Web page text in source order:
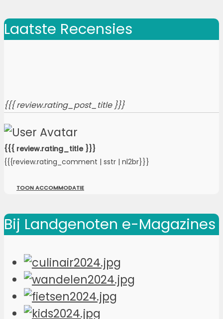
Laatste Recensies
{{{ review.rating_post_title }}}
{{{ review.rating_title }}}
{{{review.rating_comment | sstr | nl2br}}}
TOON ACCOMMODATIE
Bij Landgenoten e-Magazines